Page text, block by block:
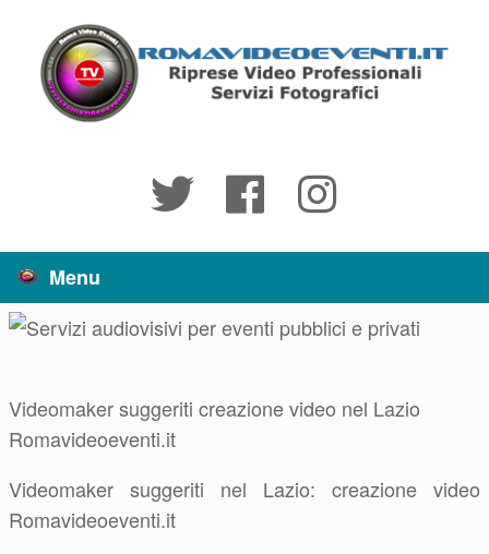
contenuto
Menu
Videomaker suggeriti creazione video nel Lazio
Romavideoeventi.it
Videomaker suggeriti nel Lazio: creazione video
Romavideoeventi.it